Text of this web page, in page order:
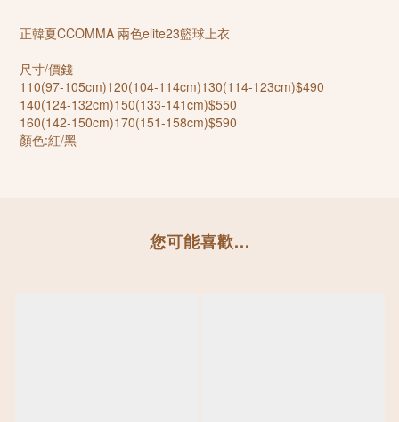
正韓夏CCOMMA 兩色elite23籃球上衣
尺寸/價錢
110(97-105cm)120(104-114cm)130(114-123cm)$490
140(124-132cm)150(133-141cm)$550
160(142-150cm)170(151-158cm)$590
顏色:紅/黑
您可能喜歡...